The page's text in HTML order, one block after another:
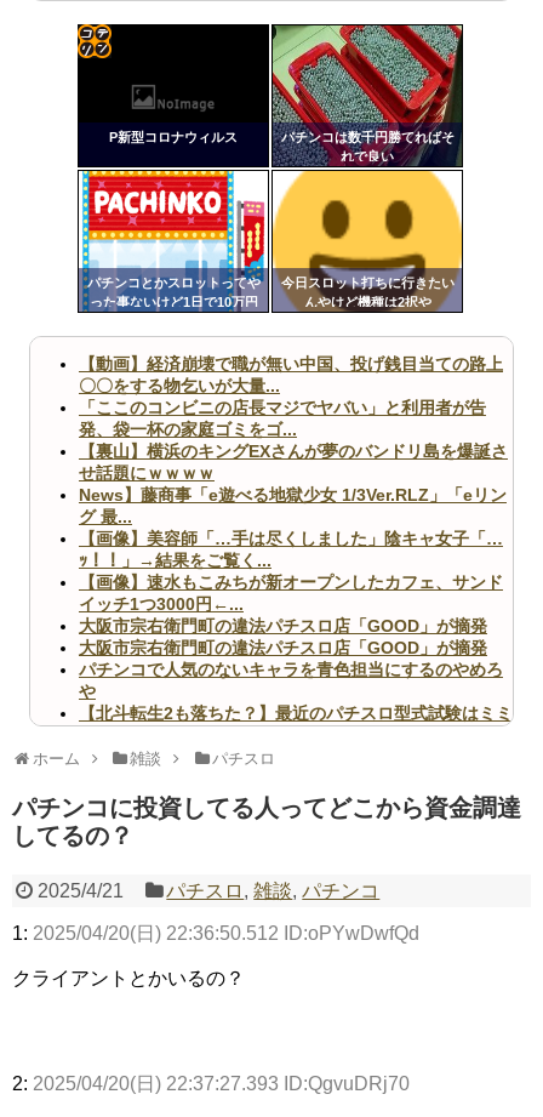
ますｗ」←これどうす...
【閲覧注意】俺が近くにいると機械が壊れるんだけどさ
【画像】ペプシコーラ社、「こういうのでいいんだよ」
な新商品を発売
Powered by livedoor 相互RSS
P新型コロナウィルス
パチンコは数千円勝てればそ
れで良い
パチンコとかスロットってや
った事ないけど1日で10万円
な気持ちなの？
今日スロット打ちに行きたい
んやけど機種は2択や
定リ
ンク
自動
更新
ツー
【動画】経済崩壊で職が無い中国、投げ銭目当ての路上
〇〇をする物乞いが大量...
「ここのコンビニの店長マジでヤバい」と利用者が告
発、袋一杯の家庭ゴミをゴ...
【裏山】横浜のキングEXさんが夢のバンドリ島を爆誕さ
せ話題にｗｗｗｗ
News】藤商事「e遊べる地獄少女 1/3Ver.RLZ」「eリン
グ 最...
【画像】美容師「…手は尽くしました」陰キャ女子「…
ｯ！！」→結果をご覧く...
【画像】速水もこみちが新オープンしたカフェ、サンド
イッチ1つ3000円←...
大阪市宗右衛門町の違法パチスロ店「GOOD」が摘発
大阪市宗右衛門町の違法パチスロ店「GOOD」が摘発
パチンコで人気のないキャラを青色担当にするのやめろ
や
【北斗転生2も落ちた？】最近のパチスロ型式試験はミミ
無職のパチンコカス(22)なんやが、ワイの人生どれくら
AngelBeats!とかいうクソアニメの思い出ｗｗｗ
Powered by livedoor 相互RSS
ホーム 雑談 パチスロ
パチンコに投資してる人ってどこから資金調達
してるの？
2025/4/21 パチスロ ,雑談,パチンコ
1: 2025/04/20(日) 22:36:50.512 ID:oPYwDwfQd
クライアントとかいるの？
2: 2025/04/20(日) 22:37:27.393 ID:QgvuDRj70